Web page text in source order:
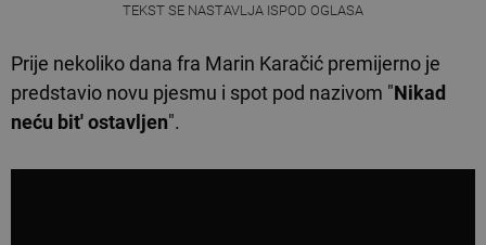
TEKST SE NASTAVLJA ISPOD OGLASA
Prije nekoliko dana fra Marin Karačić premijerno je
predstavio novu pjesmu i spot pod nazivom "Nikad
neću bit' ostavljen".